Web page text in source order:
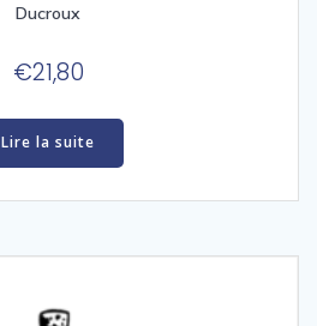
Ducroux
€21,80
Lire la suite